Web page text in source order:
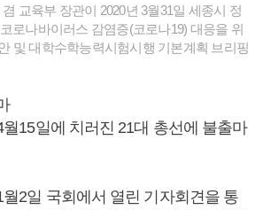
교육부 장관이 2020년 3월31일 세종시 정
로나바이러스 감염증(코로나19) 대응을 위
및 대학수학능력시험시행 기본계획 브리핑
월15일에 치러진 21대 총선에 불출마
월2일 국회에서 열린 기자회견을 통